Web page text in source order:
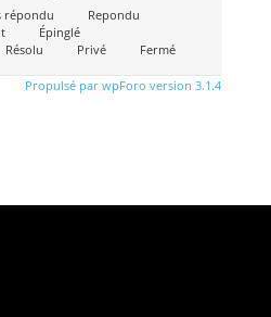
répondu
Repondu
Épinglé
Résolu Privé Fermé
Propulsé par wpForo version 3.1.4